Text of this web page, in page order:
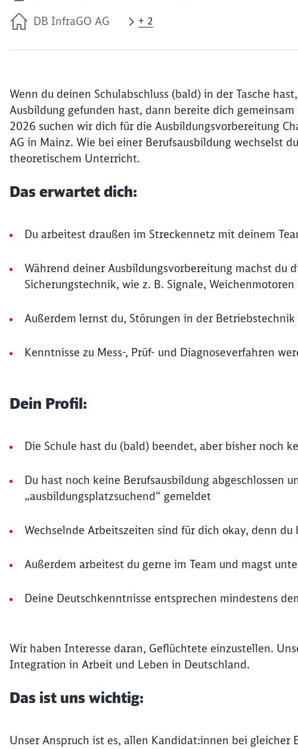
DB InfraGO AG + 2
Wenn du deinen Schulabschluss (bald) in der Tasche
Ausbildung gefunden hast, dann bereite dich
2026 suchen wir dich für die Ausbildungsvorbereitung
AG in Mainz. Wie bei einer Berufsausbildung wechselst
theoretischem Unterricht.
Das erwartet dich:
Du arbeitest draußen im Streckennetz mit deinem
Während deiner Ausbildungsvorbereitung machst du
Sicherungstechnik, wie z. B. Signale,
Außerdem lernst du, Störungen in der
Kenntnisse zu Mess-, Prüf- und Diagnoseverfahren
Dein Profil:
Die Schule hast du (bald) beendet, aber bisher noch
Du hast noch keine Berufsausbildung abgeschlossen
„ausbildungsplatzsuchend“ gemeldet
Wechselnde Arbeitszeiten sind für dich okay, denn du
Außerdem arbeitest du gerne im Team und magst
Deine Deutschkenntnisse entsprechen mindestens
Wir haben Interesse daran, Geflüchtete einzustellen.
Integration in Arbeit und Leben in Deutschland.
Das ist uns wichtig:
Unser Anspruch ist es, allen Kandidat:innen bei gleicher